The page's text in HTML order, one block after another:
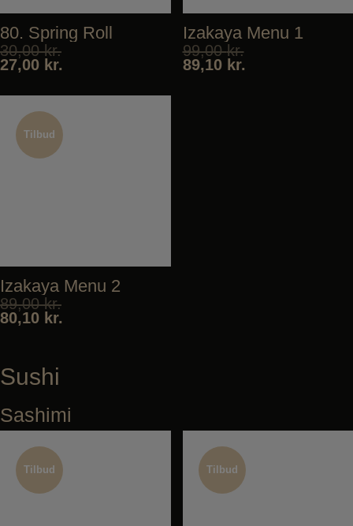
80. Spring Roll
30,00kr.
27,00 kr.
Izakaya Menu 1
99,00kr.
89,10 kr.
Tilbud
Tilbud
Izakaya Menu 2
89,00kr.
80,10 kr.
Sushi
Sashimi
Tilbud
Tilbud
Tilbud